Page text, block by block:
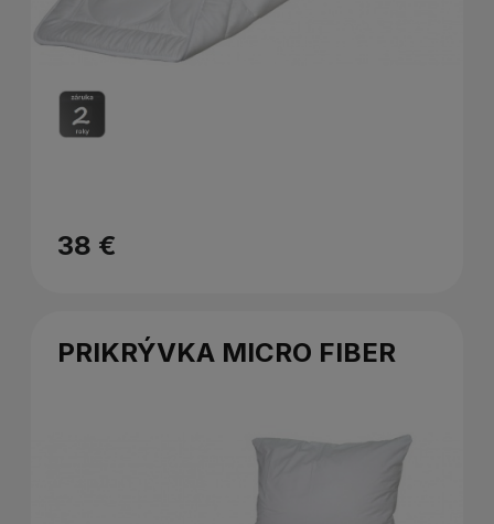
38 €
PRIKRÝVKA MICRO FIBER